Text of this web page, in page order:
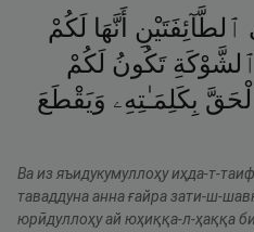
ٱلطَّآئِفَتَيْنِ أَنَّهَا لَكُمْ
ٱلشَّوْكَةِ تَكُونُ لَكُمْ
بِكَلِمَـٰتِهِۦ وَيَقْطَعَ
Ва из яъидукумуллоҳу иҳда-т-
таваддуна анна ғайра зати-ш-
юрӣдуллоҳу ай юҳиққа-л-ҳаққа